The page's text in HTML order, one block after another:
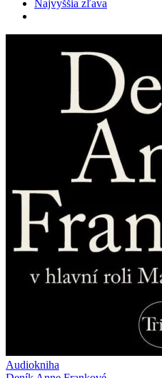
Najvyššia zľava
Audiokniha